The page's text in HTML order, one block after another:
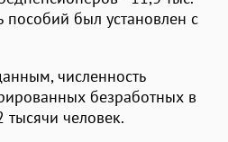
пособий был установлен с
численность
безработных в
тысячи человек.